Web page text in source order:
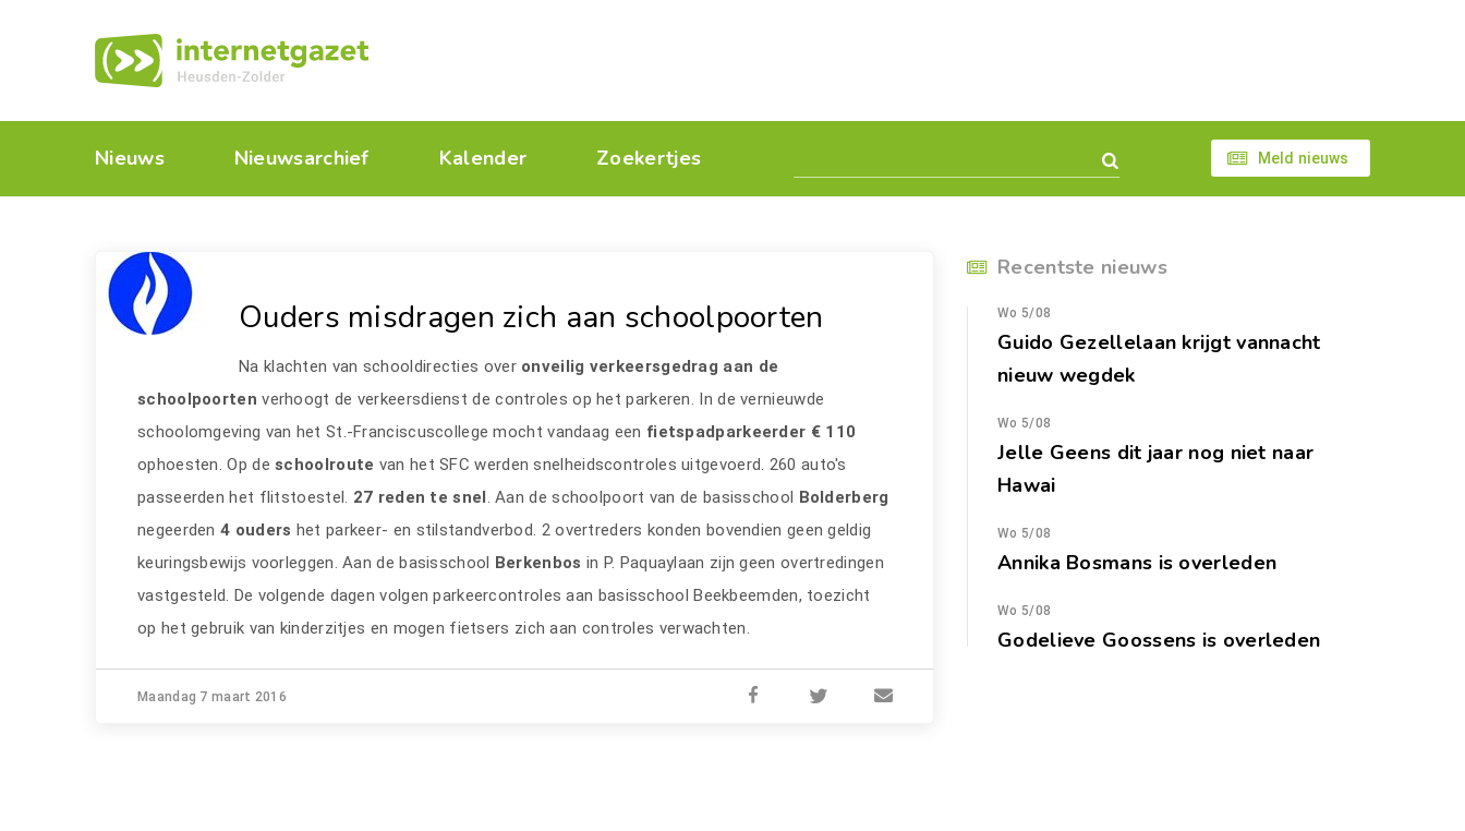
Nieuws Nieuwsarchief Kalender Zoekertjes Meld nieuws
Ouders misdragen zich aan schoolpoorten
Na klachten van schooldirecties over onveilig verkeersgedrag aan de
schoolpoorten verhoogt de verkeersdienst de controles op het parkeren. In de vernieuwde
schoolomgeving van het St.-Franciscuscollege mocht vandaag een fietspadparkeerder € 110
ophoesten. Op deschoolroute van het SFC werden snelheidscontroles uitgevoerd. 260 auto's
passeerden het flitstoestel. 27 reden te snel. Aan de schoolpoort van de basisschool Bolderberg
negeerden 4 ouders het parkeer- en stilstandverbod. 2 overtreders konden bovendien geen geldig
keuringsbewijs voorleggen. Aan de basisschool Berkenbos in P. Paquaylaan zijn geen overtredingen
vastgesteld. De volgende dagen volgen parkeercontroles aan basisschool Beekbeemden, toezicht
op het gebruik van kinderzitjes en mogen fietsers zich aan controles verwachten.
Maandag 7 maart 2016
Recentste nieuws
Wo 5/08
Guido Gezellelaan krijgt vannacht
nieuw wegdek
Wo 5/08
Jelle Geens dit jaar nog niet naar
Hawai
Wo 5/08
Annika Bosmans is overleden
Wo 5/08
Godelieve Goossens is overleden